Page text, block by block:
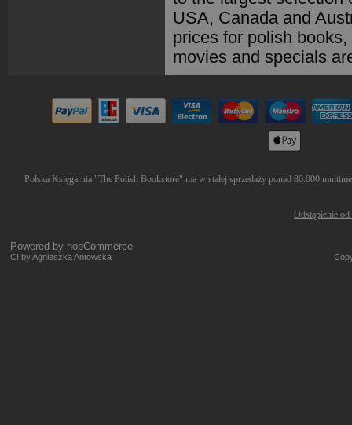
USA, Canada and
prices for polish
movies and specials
Polska Księgarnia "The Polish Bookstore" ma w stałej sprzedaży ponad 80.000
Odstąpienie
Powered by nopCommerce
CI by Agnieszka Antowska